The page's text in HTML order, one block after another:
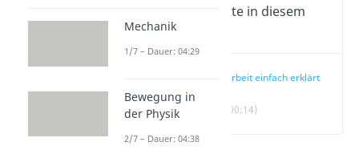
Wichtige Inhalte in diesem
Video
Arbeit einfach erklärt
(00:14)
Mechanik
1/7 – Dauer: 04:29
Bewegung in
der Physik
2/7 – Dauer: 04:38